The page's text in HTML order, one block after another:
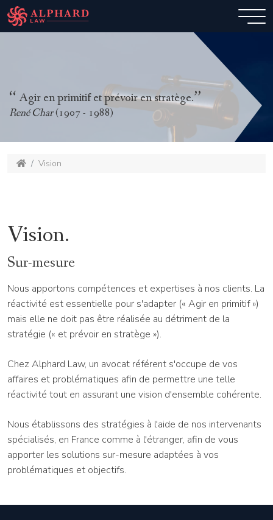
Agir en primitif et prévoir en stratège.
René Char(1907 - 1988)
Vision
Vision.
Sur-mesure
Nous apportons compétences et expertises à nos clients. La
réactivité est essentielle pour s'adapter (« Agir en primitif »)
mais elle ne doit pas être réalisée au détriment de la
stratégie (« et prévoir en stratège »).
Chez Alphard Law, un avocat référent s'occupe de vos
affaires et problématiques afin de permettre une telle
réactivité tout en assurant une vision d'ensemble cohérente.
Nous établissons des stratégies à l'aide de nos intervenants
spécialisés, en France comme à l'étranger, afin de vous
apporter les solutions sur-mesure adaptées à vos
problématiques et objectifs.